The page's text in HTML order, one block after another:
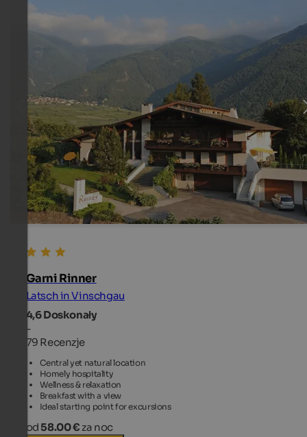
Garni Rinner
Latsch in Vinschgau
4,6Doskonały
-
79 Recenzje
Central yet natural location
Homely hospitality
Wellness & relaxation
Breakfast with a view
Ideal starting point for excursions
od 58.00 € za noc